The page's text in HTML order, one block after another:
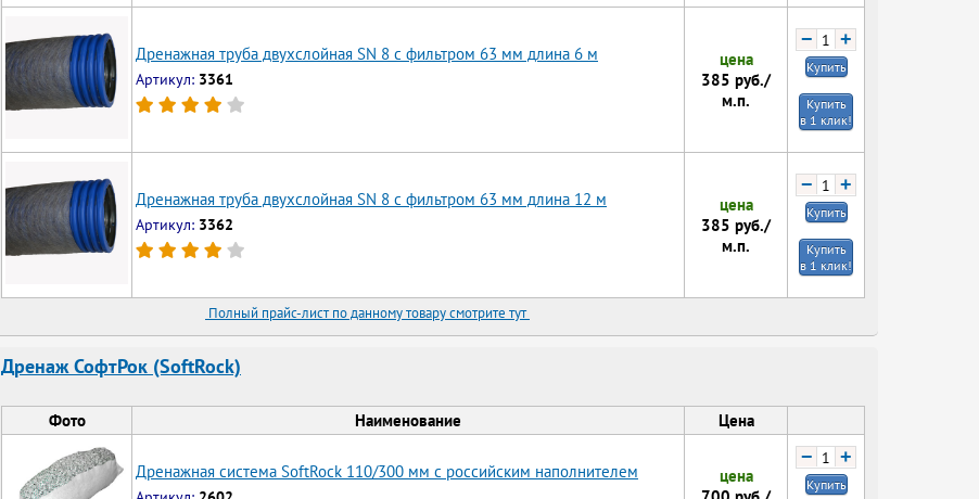
Дренажная труба двухслойная SN 8 с фильтром 63 мм длина 6 м
Артикул: 3361
цена
385 руб./
м.п.
− +
Купить
Купить
в 1 клик!
Дренажная труба двухслойная SN 8 с фильтром 63 мм длина 12 м
Артикул: 3362
цена
385 руб./
м.п.
− +
Купить
Купить
в 1 клик!
Полный прайс-лист по данному товару смотрите тут
Дренаж СофтРок (SoftRock)
Фото Наименование Цена
Дренажная система SoftRock 110/300 мм с российским наполнителем
цена
− +
Купить